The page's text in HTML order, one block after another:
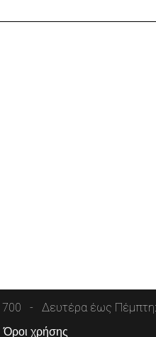
Δευτέρα έως
Όροι χρήσης